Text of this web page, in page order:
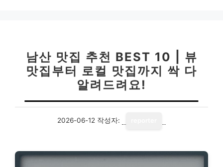
남산 맛집 추천 BEST 10 | 뷰
맛집부터 로컬 맛집까지 싹 다
알려드려요!
2026-06-12 작성자: